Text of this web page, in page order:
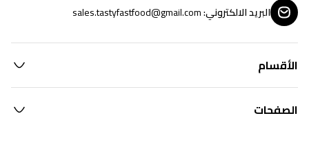
البريد الالكتروني:
sales.tastyfastfood@gmail.com
الأقسام
الصفحات